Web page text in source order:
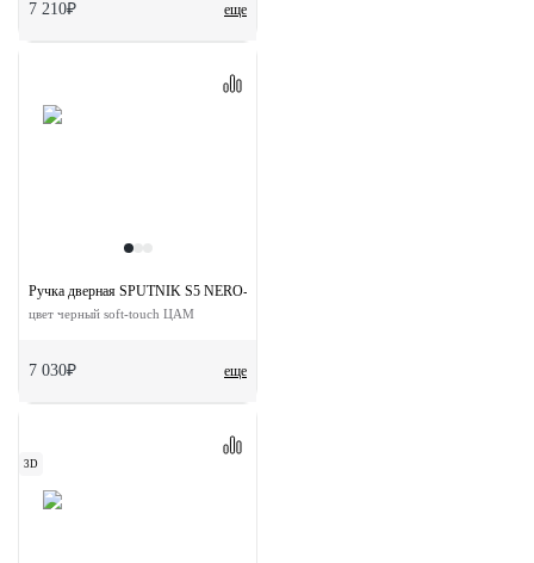
еще
7 210₽
еще
Ручка дверная SPUTNIK S5 NERO-ST на квадратной розетке
цвет черный soft-touch ЦАМ
7 030₽
3D